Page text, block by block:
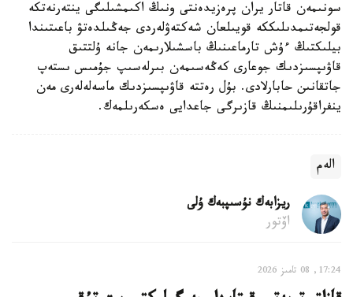
سونىمەن قاتار يران پرەزيدەنتى ونىڭ اكىمشىلىگى ينتەرنەتكە
قولجەتىمدىلىككە قويىلعان شەكتەۋلەردى جەڭىلدەتۋ باعىتىندا
بيلىكتىڭ ءۇش تارماعىنىڭ باسشىلارىمەن جانە ۇلتتىق
قاۋىپسىزدىك جوعارى كەڭەسىمەن بىرلەسىپ جۇمىس ىستەپ
جاتقانىن حابارلادى. بۇل رەتتە قاۋىپسىزدىك ماسەلەلەرى مەن
ينفراقۇرىلىمنىڭ قازىرگى جاعدايى ەسكەرىلمەك.
الەم
ريزابەك نۇسىپبەك ۇلى
اۆتور
17:24, 08 تامىز 2026